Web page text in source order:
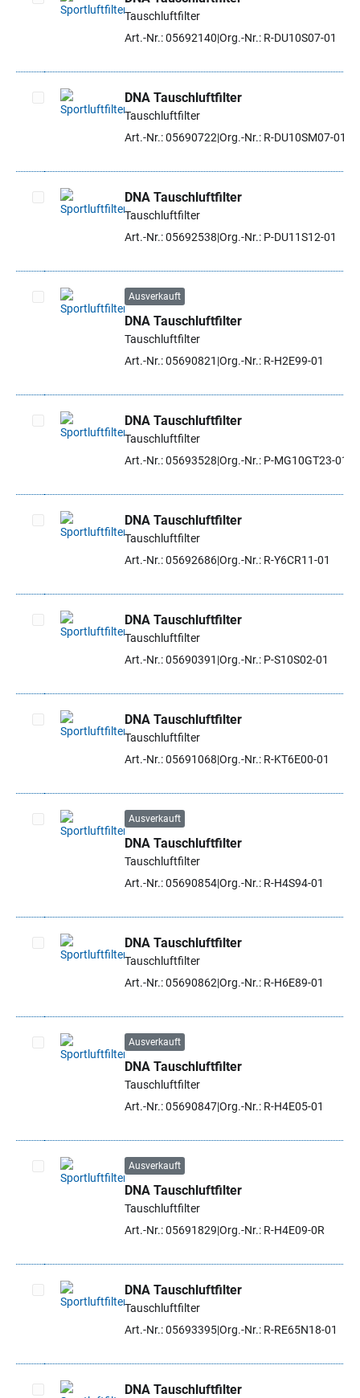
Artikel auswählen
Tauschluftfilter
Art.-Nr.: 05692140 Org.-Nr.: R-DU10S07-01
Artikel auswählen
DNA Tauschluftfilter
Tauschluftfilter
Art.-Nr.: 05690722 Org.-Nr.: R-DU10SM07-01
Artikel auswählen
DNA Tauschluftfilter
Tauschluftfilter
Art.-Nr.: 05692538 Org.-Nr.: P-DU11S12-01
Artikel auswählen
Ausverkauft
DNA Tauschluftfilter
Tauschluftfilter
Art.-Nr.: 05690821 Org.-Nr.: R-H2E99-01
Artikel auswählen
DNA Tauschluftfilter
Tauschluftfilter
Art.-Nr.: 05693528 Org.-Nr.: P-MG10GT23-01
Artikel auswählen
DNA Tauschluftfilter
Tauschluftfilter
Art.-Nr.: 05692686Org.-Nr.: R-Y6CR11-01
Artikel auswählen
DNA Tauschluftfilter
Tauschluftfilter
Art.-Nr.: 05690391 Org.-Nr.: P-S10S02-01
Artikel auswählen
DNA Tauschluftfilter
Tauschluftfilter
Art.-Nr.: 05691068 Org.-Nr.: R-KT6E00-01
Artikel auswählen
Ausverkauft
DNA Tauschluftfilter
Tauschluftfilter
Art.-Nr.: 05690854Org.-Nr.: R-H4S94-01
Artikel auswählen
DNA Tauschluftfilter
Tauschluftfilter
Art.-Nr.: 05690862 Org.-Nr.: R-H6E89-01
Artikel auswählen
Ausverkauft
DNA Tauschluftfilter
Tauschluftfilter
Art.-Nr.: 05690847Org.-Nr.: R-H4E05-01
Artikel auswählen
Ausverkauft
DNA Tauschluftfilter
Tauschluftfilter
Art.-Nr.: 05691829 Org.-Nr.: R-H4E09-0R
Artikel auswählen
DNA Tauschluftfilter
Tauschluftfilter
Art.-Nr.: 05693395Org.-Nr.: R-RE65N18-01
DNA Tauschluftfilter